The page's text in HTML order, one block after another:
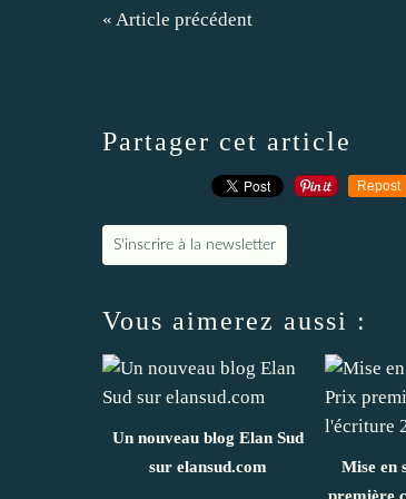
« Article précédent
Partager cet article
Repost
S'inscrire à la newsletter
Vous aimerez aussi :
Un nouveau blog Elan Sud
sur elansud.com
Mise en
première